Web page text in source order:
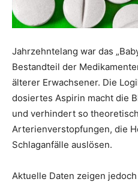
Jahrzehntelang war das
Bestandteil der
älterer Erwachsener. Die
dosiertes Aspirin macht die
und verhindert so
Arterienverstopfungen, die
Schlaganfälle auslösen.
Aktuelle Daten zeigen